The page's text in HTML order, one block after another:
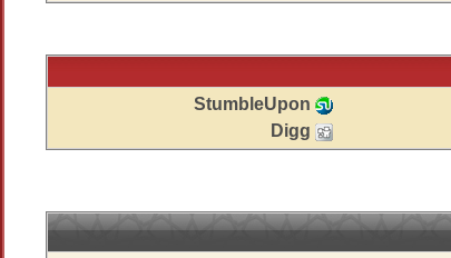
StumbleUpon
Digg